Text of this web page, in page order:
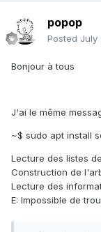
popop
Posted July
Bonjour à tous
J'ai le même
~$ sudo apt install
Lecture des listes
Construction de
Lecture des
E: Impossible de